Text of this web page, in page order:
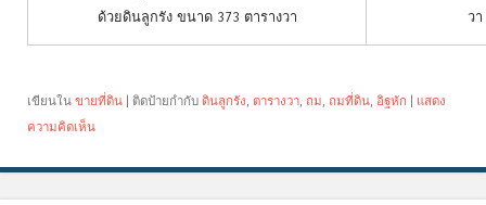
ด้วยดินลูกรัง ขนาด 373 ตารางวา
ว
เขียนใน ขายที่ดิน | ติดป้ายกำกับ ดินลูกรัง ตารางวา ถม ถมที่ดิน อิฐหัก | แสดง
ความคิดเห็น